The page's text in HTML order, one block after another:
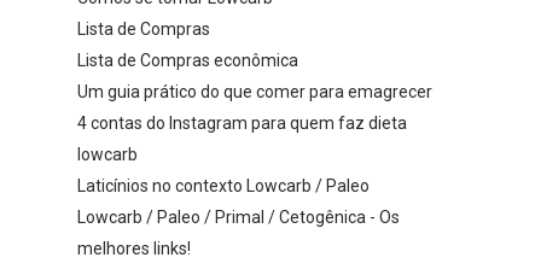
Lista de Compras
Lista de Compras econômica
Um guia prático do que comer para emagrecer
4 contas do Instagram para quem faz dieta
lowcarb
Laticínios no contexto Lowcarb / Paleo
Lowcarb / Paleo / Primal / Cetogênica - Os
melhores links!